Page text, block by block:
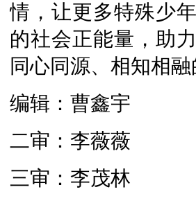
情，让更多特殊少
的社会正能量，助
同心同源、相知相
编辑：曹鑫宇
二审：李薇薇
三审：李茂林